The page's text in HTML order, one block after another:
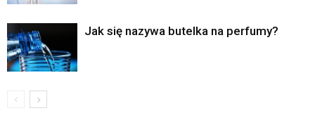
Jak się nazywa butelka na perfumy?